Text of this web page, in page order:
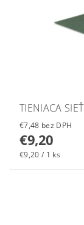
TIENIACA
€7,48 bez DPH
€9,20
€9,20 / 1 ks